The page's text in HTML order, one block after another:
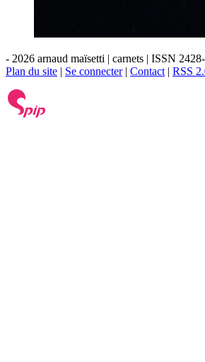
- 2026 arnaud maïsetti | carnets | ISSN
Plan du site | Se connecter| Contact | RSS